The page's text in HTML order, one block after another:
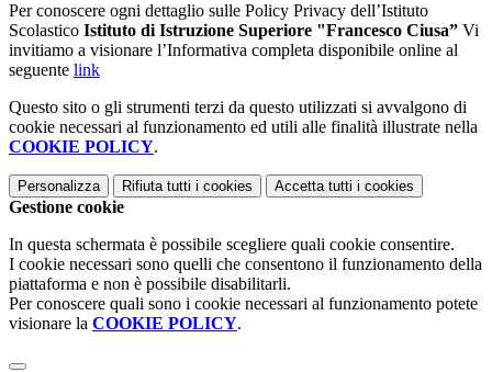
Per conoscere ogni dettaglio sulle Policy Privacy dell’Istituto
Scolastico Istituto di Istruzione Superiore "Francesco Ciusa” Vi
invitiamo a visionare l’Informativa completa disponibile online al
seguente link
Questo sito o gli strumenti terzi da questo utilizzati si avvalgono di
cookie necessari al funzionamento ed utili alle finalità illustrate nella
COOKIE POLICY.
Personalizza Rifiuta tutti i cookies Accetta tutti i cookies
Gestione cookie
In questa schermata è possibile scegliere quali cookie consentire.
I cookie necessari sono quelli che consentono il funzionamento della
piattaforma e non è possibile disabilitarli.
Per conoscere quali sono i cookie necessari al funzionamento potete
visionare la COOKIE POLICY.